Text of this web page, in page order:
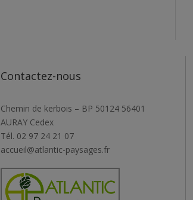
Contactez-nous
Chemin de kerbois – BP 50124 56401
AURAY Cedex
Tél. 02 97 24 21 07
accueil@atlantic-paysages.fr